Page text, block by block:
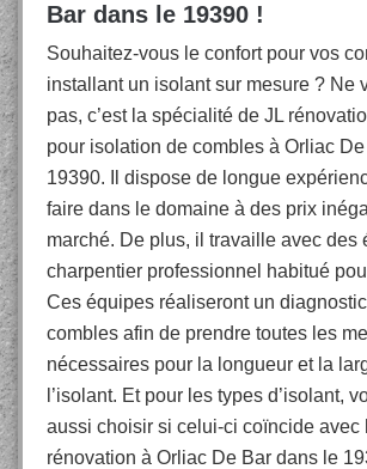
Bar dans le 19390 !
Souhaitez-vous le confort pour vos
installant un isolant sur mesure ? Ne
pas, c’est la spécialité de JL
pour isolation de combles à Orliac
19390. Il dispose de longue
faire dans le domaine à des prix
marché. De plus, il travaille avec des
charpentier professionnel habitué
Ces équipes réaliseront un
combles afin de prendre toutes les
nécessaires pour la longueur et la
l’isolant. Et pour les types d’isolant,
aussi choisir si celui-ci coïncide avec
rénovation à Orliac De Bar dans le